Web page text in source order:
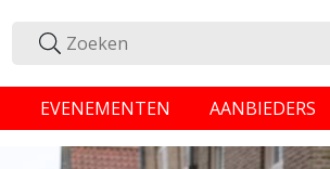
EVENEMENTEN AANBIEDERS